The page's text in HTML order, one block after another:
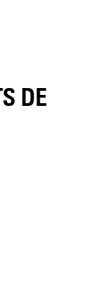
DE